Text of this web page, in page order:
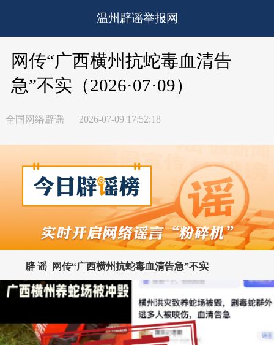
温州辟谣举报网
网传“广西横州抗蛇毒血清告
急”不实（2026·07·09）
全国网络辟谣 2026-07-09 17:52:18
辟 谣 网传“广西横州抗蛇毒血清告急”不实